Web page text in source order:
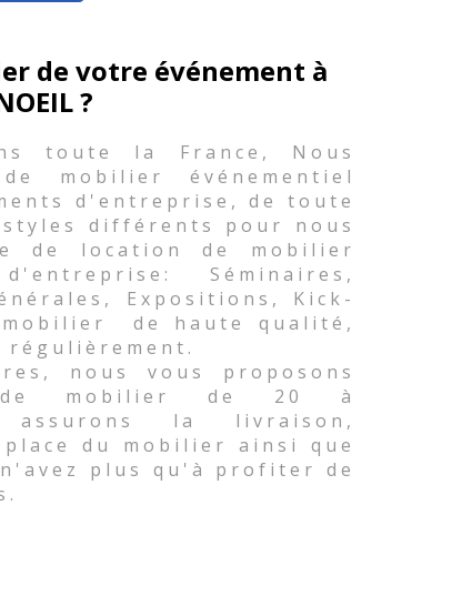
de votre événement à
?
toute la France, Nous
mobilier événementiel
d'entreprise, de toute
différents pour nous
de location de mobilier
Séminaires,
Expositions, Kick-
de haute qualité,
nous vous proposons
de mobilier de 20 à
assurons la livraison,
du mobilier ainsi que
plus qu'à profiter de